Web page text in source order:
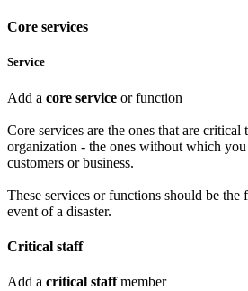
Core services
Service
Add a core service or function
Core services are the ones that are
organization - the ones without which
customers or business.
These services or functions should be the
event of a disaster.
Critical staff
Add a critical staffmember